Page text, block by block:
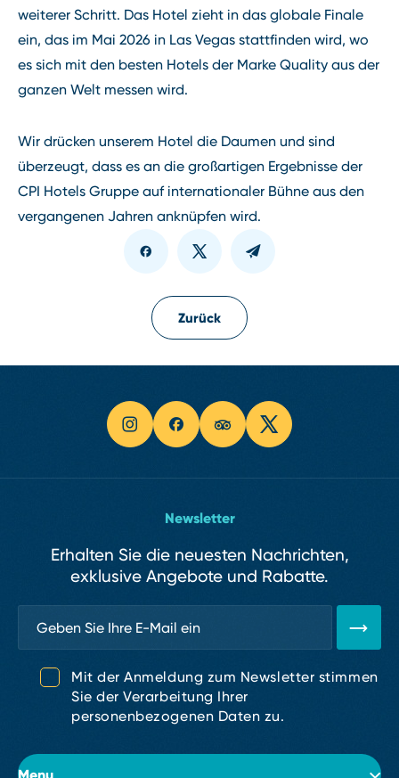
weiterer Schritt. Das Hotel zieht in das globale Finale
ein, das im Mai 2026 in Las Vegas stattfinden wird, wo
es sich mit den besten Hotels der Marke Quality aus der
ganzen Welt messen wird.
Wir drücken unserem Hotel die Daumen und sind
überzeugt, dass es an die großartigen Ergebnisse der
CPI Hotels Gruppe auf internationaler Bühne aus den
vergangenen Jahren anknüpfen wird.
Zurück
Menu
Newsletter
Erhalten Sie die neuesten Nachrichten,
exklusive Angebote und Rabatte.
Mit der Anmeldung zum Newsletter stimmen
Sie der Verarbeitung Ihrer
personenbezogenen Daten zu.